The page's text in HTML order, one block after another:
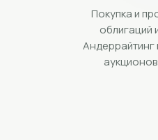
Покупка и
облигаций
Андеррайтинг